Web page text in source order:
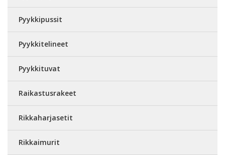
Pyykkipussit
Pyykkitelineet
Pyykkituvat
Raikastusrakeet
Rikkaharjasetit
Rikkaimurit